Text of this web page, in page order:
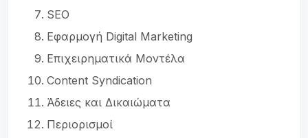
SEO
Εφαρμογή Digital Marketing
Επιχειρηματικά Μοντέλα
Content Syndication
Άδειες και Δικαιώματα
Περιορισμοί